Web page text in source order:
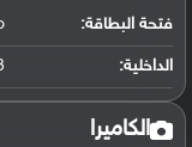
فتحة البطاقة:
الداخلية:
الكاميرا